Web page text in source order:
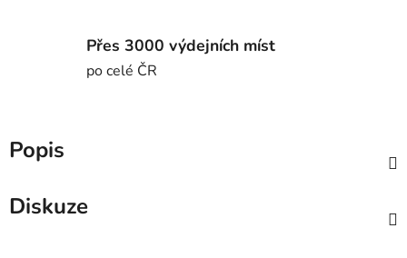
Přes 3000 výdejních míst
po celé ČR
Popis
Diskuze